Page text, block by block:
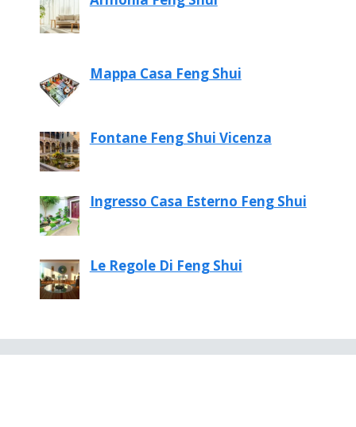
Mappa Casa Feng Shui
Fontane Feng Shui Vicenza
Ingresso Casa Esterno Feng Shui
Le Regole Di Feng Shui